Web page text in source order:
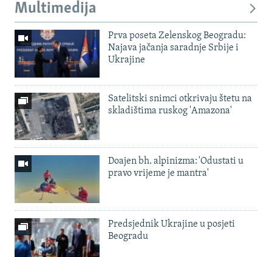
Multimedija
Prva poseta Zelenskog Beogradu:
Najava jačanja saradnje Srbije i
Ukrajine
Satelitski snimci otkrivaju štetu na
skladištima ruskog 'Amazona'
Doajen bh. alpinizma: 'Odustati u
pravo vrijeme je mantra'
Predsjednik Ukrajine u posjeti
Beogradu